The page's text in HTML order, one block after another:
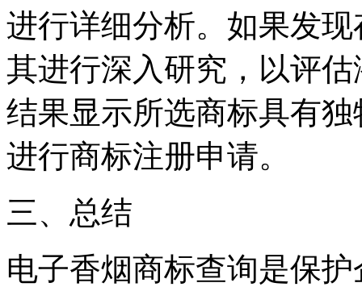
进行详细分析。如果发
其进行深入研究，以评
结果显示所选商标具有
进行商标注册申请。
三、总结
电子香烟商标查询是保